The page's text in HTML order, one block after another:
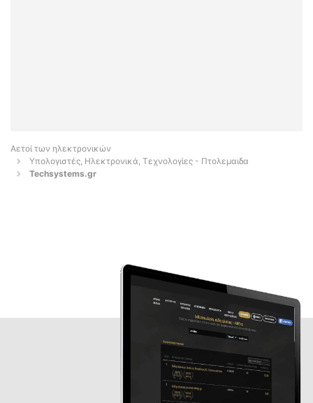
Αετοί των ηλεκτρονικών
Υπολογιστές, Ηλεκτρονικά, Τεχνολογίες - Πτολεμαιδα
Techsystems.gr